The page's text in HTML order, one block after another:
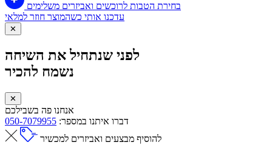
בחירת הטבות לרוכשים ואביזרים משלימים
עדכנו אותי כשהמוצר חוזר למלאי
✕
לפני שנתחיל את השיחה
נשמח להכיר
✕
אנחנו פה בשבילכם
דברו איתנו במספר: 050-7079955
להוסיף מבצעים ואביזרים למכשיר